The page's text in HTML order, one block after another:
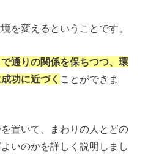
を変えるということです。
通りの関係を保ちつつ、環
功に近づく ことができま
置いて、まわりの人とどの
いのかを詳しく説明しまし